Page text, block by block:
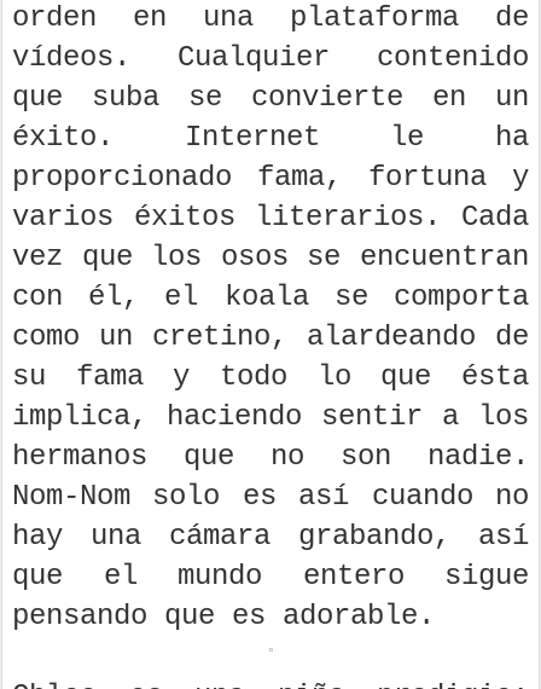
orden en una plataforma de
vídeos. Cualquier contenido
que suba se convierte en un
éxito. Internet le ha
proporcionado fama, fortuna y
varios éxitos literarios. Cada
vez que los osos se encuentran
con él, el koala se comporta
como un cretino, alardeando de
su fama y todo lo que ésta
implica, haciendo sentir a los
hermanos que no son nadie.
Nom-Nom solo es así cuando no
hay una cámara grabando, así
que el mundo entero sigue
pensando que es adorable.